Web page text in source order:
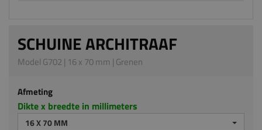
SCHUINE ARCHITRAAF
Model G702 | 16 x 70 mm | Grenen
Afmeting
Dikte x breedte in millimeters
16 X 70 MM